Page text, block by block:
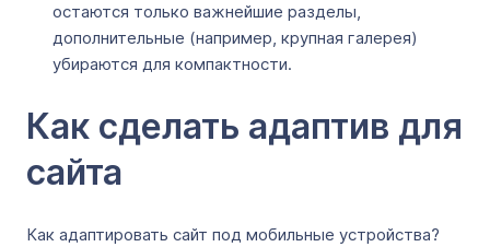
остаются только важнейшие разделы,
дополнительные (например, крупная галерея)
убираются для компактности.
Как сделать адаптив для
сайта
Как адаптировать сайт под мобильные устройства?